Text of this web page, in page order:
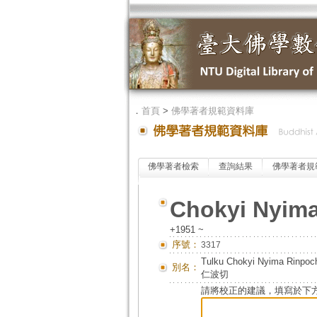
． 首頁> 佛學著者規範資料庫
佛學著者檢索 查詢結果 佛學著者規
Chokyi
+1951 ~
序號： 3317
別名：
Tulku Chokyi Nyima
仁波切
請將校正的建議，填寫於下